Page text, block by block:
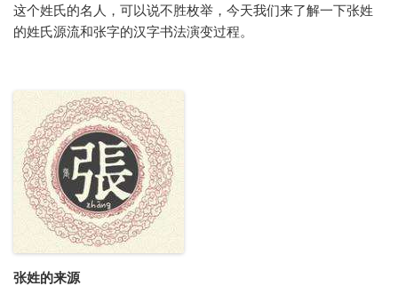
这个姓氏的名人，可以说不胜枚举，今天我们来了解一下张姓
的姓氏源流和张字的汉字书法演变过程。
张姓的来源